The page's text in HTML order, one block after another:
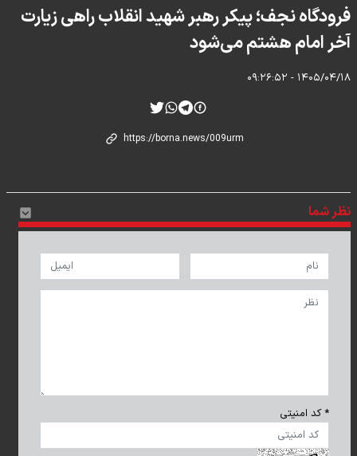
فرودگاه نجف؛ پیکر رهبر شهید انقلاب راهی زیارت
آخر امام هشتم می‌شود
۱۴۰۵/۰۴/۱۸ - ۰۹:۲۶:۵۲
نظر شما
* کد امنیتی